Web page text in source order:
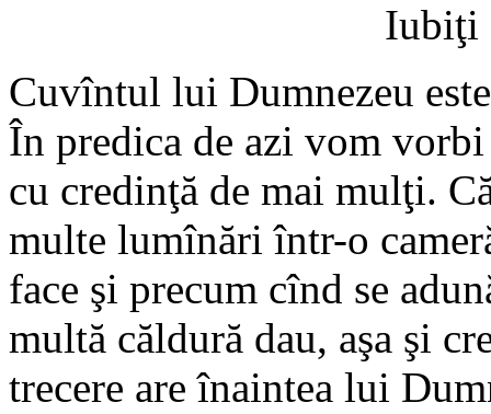
Iubiţi
Cuvîntul lui Dumnezeu
În predica de azi vom
cu credinţă de mai mulţi.
multe lumînări într-o
face şi precum cînd se
multă căldură dau, aşa şi
trecere are înaintea lui